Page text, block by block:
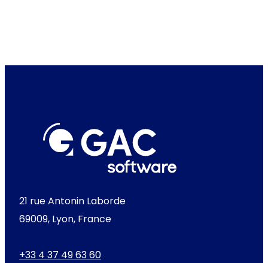
21 rue Antonin Laborde
69009, Lyon, France
+33 4 37 49 63 60